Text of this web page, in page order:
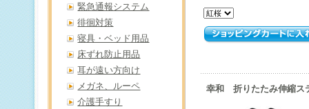
幸和 折りたたみ伸縮ス
緊急通報システム
徘徊対策
寝具・ベッド用品
床ずれ防止用品
耳が遠い方向け
メガネ、ルーペ
介護手すり